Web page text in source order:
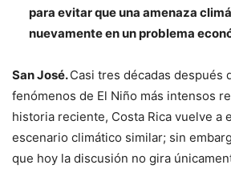
para evitar que una amenaza
nuevamente en un problema
San José.Casi tres décadas después
fenómenos de El Niño más intensos
historia reciente, Costa Rica vuelve a
escenario climático similar; sin
que hoy la discusión no gira